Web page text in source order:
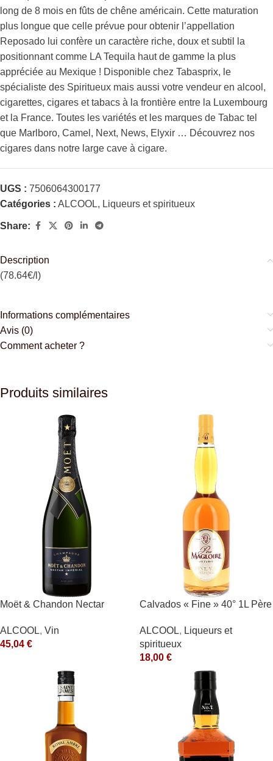
long de 8 mois en fûts de chêne américain. Cette maturation
plus longue que celle prévue pour obtenir l’appellation
Reposado lui confère un caractère riche, doux et subtil la
positionnant comme LA Tequila haut de gamme la plus
appréciée au Mexique ! Disponible chez Tabasprix, le
spécialiste des Spiritueux mais aussi votre vendeur en alcool,
cigarettes, cigares et tabacs à la frontière entre la Luxembourg
et la France. Toutes les variétés et les marques de Tabac tel
que Marlboro, Camel, Next, News, Elyxir … Découvrez nos
cigares dans notre large cave à cigare.
UGS : 7506064300177
Catégories : ALCOOL, Liqueurs et spiritueux
Share:
Description
(78.64€/l)
Informations complémentaires
Avis (0)
Comment acheter ?
Produits similaires
Moët & Chandon Nectar
Blanc
ALCOOL, Vin
45,04 €
Calvados « Fine » 40° 1L Père
ALCOOL, Liqueurs et
spiritueux
18,00 €